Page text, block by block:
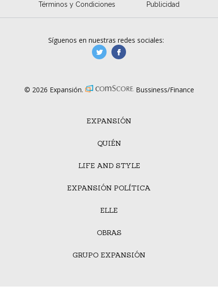
Términos y Condiciones Publicidad
EXPANSIÓN
QUIÉN
LIFE AND STYLE
EXPANSIÓN POLÍTICA
ELLE
OBRAS
GRUPO EXPANSIÓN
Síguenos en nuestras redes sociales:
manufacturaGE
© 2026 Expansión. Bussiness/Finance